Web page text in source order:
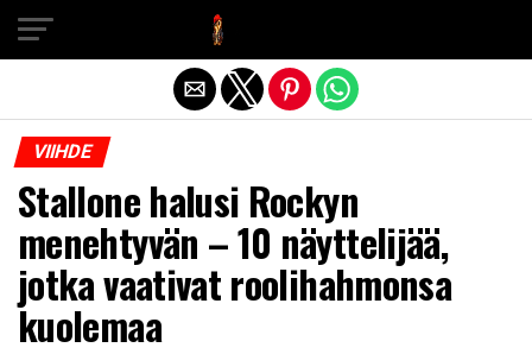
VIIHDE
Stallone halusi Rockyn
menehtyvän – 10 näyttelijää,
jotka vaativat roolihahmonsa
kuolemaa
Exit mobile version